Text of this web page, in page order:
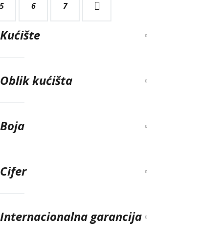
6 7
Kućište
Oblik kućišta
Boja
Cifer
Internacionalna garancija